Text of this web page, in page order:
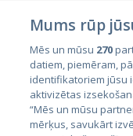
Valstis
Igaunija
Latvija
Mums rūp
Mēs un mūsu 270
datiem, piemēram,
identifikatoriem jūsu
aktivizētas
“Mēs un mūsu
mērķus, savukārt